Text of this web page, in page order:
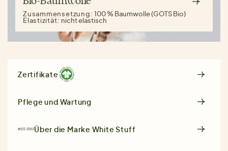
Zusammensetzung:100 % Baumwolle (GOTS Bio)
Elastizität: nicht elastisch
Zertifikate
Pflege und Wartung
Über die Marke White Stuff